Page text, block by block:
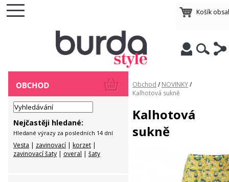
Košík
Nejčastěji hledané:
Hledané výrazy za posledních 14 dní
Vesta | zavinovací | korzet |
zavinovací šaty | overal | šaty
Obchod / NOVINKY/
Kalhotová sukně
Kalhotová
sukně